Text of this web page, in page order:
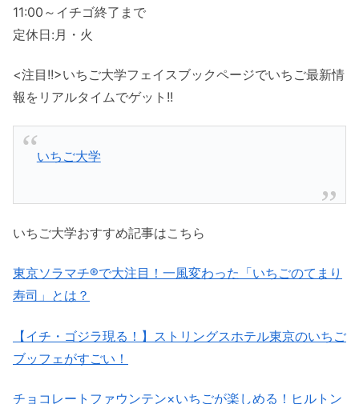
11:00～イチゴ終了まで
定休日:月・火
<注目!!>いちご大学フェイスブックページでいちご最新情
報をリアルタイムでゲット!!
いちご大学
いちご大学おすすめ記事はこちら
東京ソラマチ®で大注目！一風変わった「いちごのてまり
寿司」とは？
【イチ・ゴジラ現る！】ストリングスホテル東京のいちご
ブッフェがすごい！
チョコレートファウンテン×いちごが楽しめる！ヒルトン